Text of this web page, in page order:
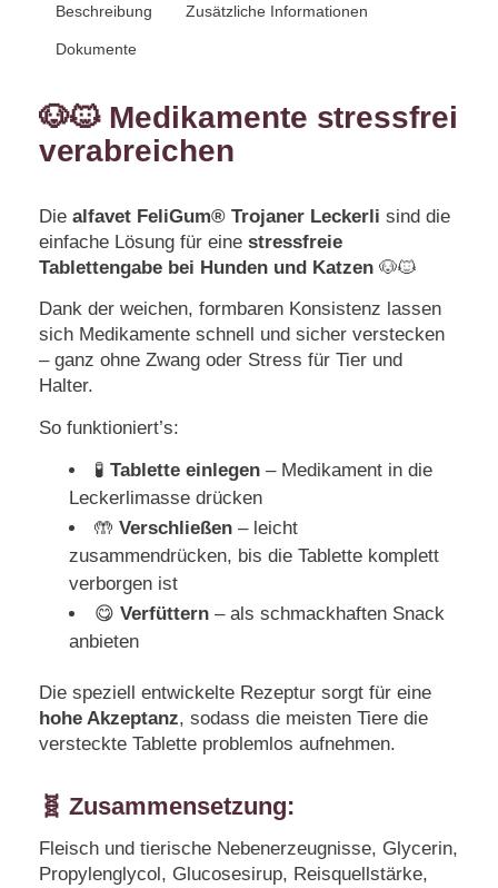
Beschreibung
Zusätzliche Informationen
Dokumente
🐶🐱 Medikamente stressfrei
verabreichen
Die alfavet FeliGum® Trojaner Leckerli sind die
einfache Lösung für eine stressfreie
Tablettengabe bei Hunden und Katzen🐶🐱
Dank der weichen, formbaren Konsistenz lassen
sich Medikamente schnell und sicher verstecken
– ganz ohne Zwang oder Stress für Tier und
Halter.
So funktioniert’s:
🧪 Tablette einlegen– Medikament in die
Leckerlimasse drücken
🤲 Verschließen– leicht
zusammendrücken, bis die Tablette komplett
verborgen ist
😋 Verfüttern– als schmackhaften Snack
anbieten
Die speziell entwickelte Rezeptur sorgt für eine
hohe Akzeptanz, sodass die meisten Tiere die
versteckte Tablette problemlos aufnehmen.
🧬 Zusammensetzung:
Fleisch und tierische Nebenerzeugnisse, Glycerin,
Propylenglycol, Glucosesirup, Reisquellstärke,